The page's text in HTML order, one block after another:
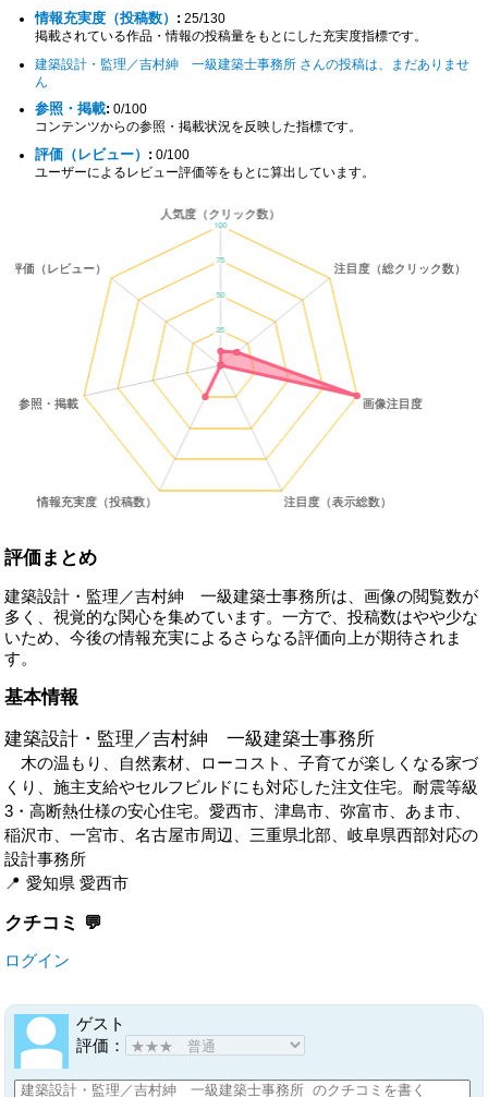
情報充実度（投稿数） : 25/130
掲載されている作品・情報の投稿量をもとにした充実度指標です。
建築設計・監理／吉村紳 一級建築士事務所 さんの投稿は、まだありませ
ん
参照・掲載: 0/100
コンテンツからの参照・掲載状況を反映した指標です。
評価（レビュー） : 0/100
ユーザーによるレビュー評価等をもとに算出しています。
評価まとめ
建築設計・監理／吉村紳 一級建築士事務所は、画像の閲覧数が
多く、視覚的な関心を集めています。一方で、投稿数はやや少な
いため、今後の情報充実によるさらなる評価向上が期待されま
す。
基本情報
建築設計・監理／吉村紳 一級建築士事務所
木の温もり、自然素材、ローコスト、子育てが楽しくなる家づ
くり、施主支給やセルフビルドにも対応した注文住宅。耐震等級
3・高断熱仕様の安心住宅。愛西市、津島市、弥富市、あま市、
稲沢市、一宮市、名古屋市周辺、三重県北部、岐阜県西部対応の
設計事務所
愛知県愛西市
クチコミ
ログイン
ゲスト
評価：